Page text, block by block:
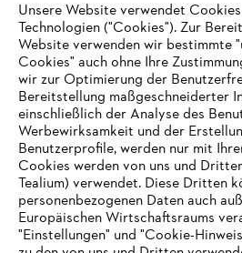
HECKENSCHEREN /
Bleiben Sie auf dem
STIHL
Unsere Website verwendet
Technologien ("Cookies"). Zur
Website verwenden wir bestimmte
Cookies" auch ohne Ihre
wir zur Optimierung der
Bereitstellung maßgeschneiderter
einschließlich der Analyse des
Werbewirksamkeit und der
Benutzerprofile, werden nur mit
Cookies werden von uns und
Tealium) verwendet. Diese Dritten
personenbezogenen Daten auch
Europäischen Wirtschaftsraums
"Einstellungen" und "Cookie-